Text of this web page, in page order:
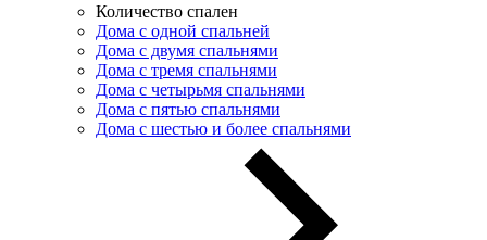
Количество спален
Дома с одной спальней
Дома с двумя спальнями
Дома с тремя спальнями
Дома с четырьмя спальнями
Дома с пятью спальнями
Дома с шестью и более спальнями